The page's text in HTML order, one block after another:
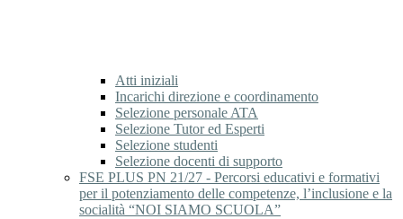
Atti iniziali
Incarichi direzione e coordinamento
Selezione personale ATA
Selezione Tutor ed Esperti
Selezione studenti
Selezione docenti di supporto
FSE PLUS PN 21/27 - Percorsi educativi e formativi
per il potenziamento delle competenze, l’inclusione e la
socialità “NOI SIAMO SCUOLA”